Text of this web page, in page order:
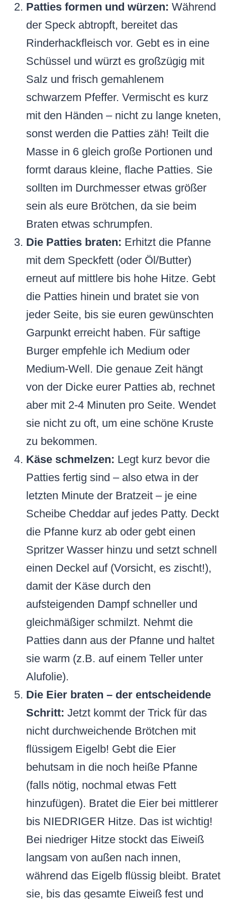
Patties formen und würzen: Während
der Speck abtropft, bereitet das
Rinderhackfleisch vor. Gebt es in eine
Schüssel und würzt es großzügig mit
Salz und frisch gemahlenem
schwarzem Pfeffer. Vermischt es kurz
mit den Händen – nicht zu lange kneten,
sonst werden die Patties zäh! Teilt die
Masse in 6 gleich große Portionen und
formt daraus kleine, flache Patties. Sie
sollten im Durchmesser etwas größer
sein als eure Brötchen, da sie beim
Braten etwas schrumpfen.
Die Patties braten: Erhitzt die Pfanne
mit dem Speckfett (oder Öl/Butter)
erneut auf mittlere bis hohe Hitze. Gebt
die Patties hinein und bratet sie von
jeder Seite, bis sie euren gewünschten
Garpunkt erreicht haben. Für saftige
Burger empfehle ich Medium oder
Medium-Well. Die genaue Zeit hängt
von der Dicke eurer Patties ab, rechnet
aber mit 2-4 Minuten pro Seite. Wendet
sie nicht zu oft, um eine schöne Kruste
zu bekommen.
Käse schmelzen: Legt kurz bevor die
Patties fertig sind – also etwa in der
letzten Minute der Bratzeit – je eine
Scheibe Cheddar auf jedes Patty. Deckt
die Pfanne kurz ab oder gebt einen
Spritzer Wasser hinzu und setzt schnell
einen Deckel auf (Vorsicht, es zischt!),
damit der Käse durch den
aufsteigenden Dampf schneller und
gleichmäßiger schmilzt. Nehmt die
Patties dann aus der Pfanne und haltet
sie warm (z.B. auf einem Teller unter
Alufolie).
Die Eier braten – der entscheidende
Schritt: Jetzt kommt der Trick für das
nicht durchweichende Brötchen mit
flüssigem Eigelb! Gebt die Eier
behutsam in die noch heiße Pfanne
(falls nötig, nochmal etwas Fett
hinzufügen). Bratet die Eier bei mittlerer
bis NIEDRIGER Hitze. Das ist wichtig!
Bei niedriger Hitze stockt das Eiweiß
langsam von außen nach innen,
während das Eigelb flüssig bleibt. Bratet
sie, bis das gesamte Eiweiß fest und